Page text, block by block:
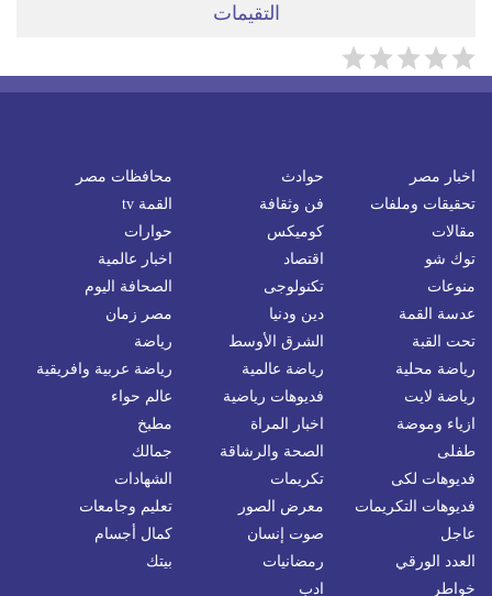
التقيمات
اخبار مصر حوادث
محافظات مصر
تحقيقات وملفات
فن وثقافة
القمة tv
مقالات
كوميكس
حوارات
توك شو
اقتصاد
اخبار عالمية
منوعات
تكنولوجى
الصحافة اليوم
عدسة القمة
دين ودنيا
مصر زمان
تحت القبة
الشرق الأوسط
رياضة
رياضة محلية
رياضة عالمية
رياضة عربية وافريقية
رياضة لايت
فديوهات رياضية
عالم حواء
ازياء وموضة
اخبار المراة
مطبخ
طفلى
الصحة والرشاقة
جمالك
فديوهات لكى
تكريمات
الشهادات
فديوهات التكريمات
معرض الصور
تعليم وجامعات
عاجل
صوت إنسان
كمال أجسام
العدد الورقي
رمضانيات
بيتك
خواطر
ادب